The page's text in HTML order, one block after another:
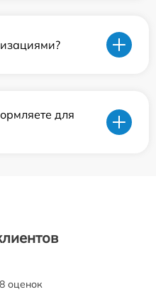
для
оценок